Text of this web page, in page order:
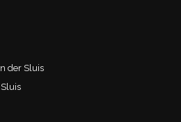
der Sluis